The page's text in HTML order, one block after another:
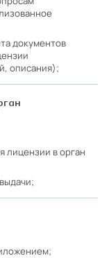
описания);